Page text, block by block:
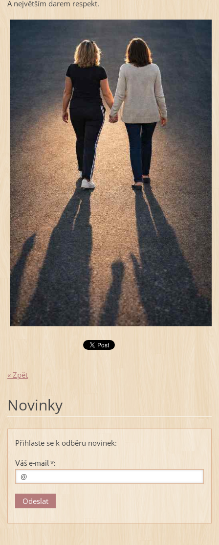
A největším darem respekt.
« Zpět
Novinky
Přihlaste se k odběru novinek:
Váš e-mail *: